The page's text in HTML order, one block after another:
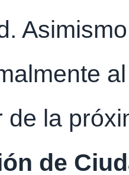
de la
de